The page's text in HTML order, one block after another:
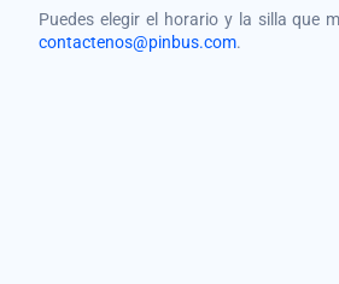
Puedes elegir el horario y la silla que
contactenos@pinbus.com.